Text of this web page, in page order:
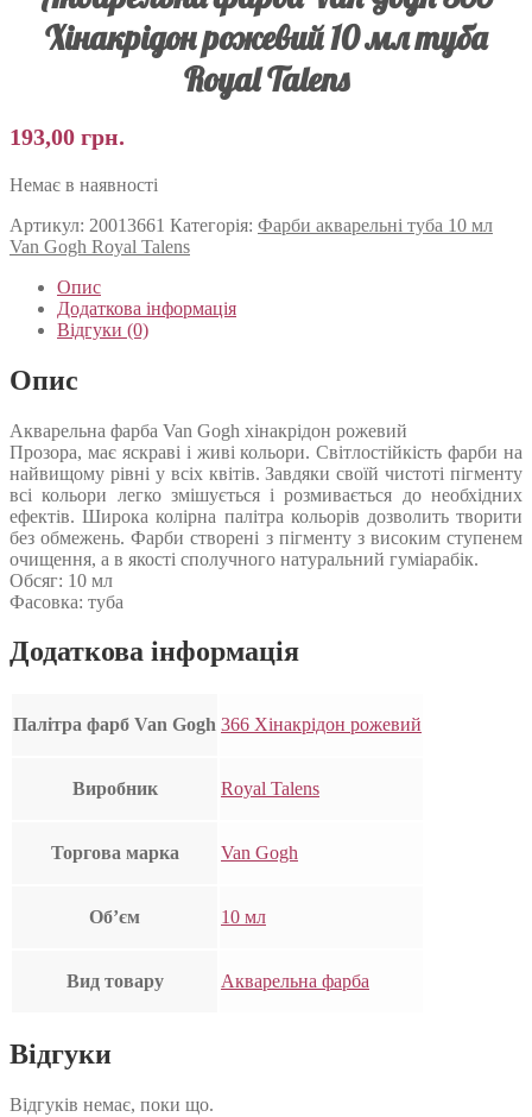
Хінакрідон рожевий 10 мл туба
Royal Talens
193,00 грн.
Немає в наявності
Артикул: 20013661 Категорія: Фарби акварельні туба 10 мл
Van Gogh Royal Talens
Опис
Додаткова інформація
Відгуки (0)
Опис
Акварельна фарба Van Gogh хінакрідон рожевий
Прозора, має яскраві і живі кольори. Світлостійкість фарби на
найвищому рівні у всіх квітів. Завдяки своїй чистоті пігменту
всі кольори легко змішується і розмивається до необхідних
ефектів. Широка колірна палітра кольорів дозволить творити
без обмежень. Фарби створені з пігменту з високим ступенем
очищення, а в якості сполучного натуральний гуміарабік.
Обсяг: 10 мл
Фасовка: туба
Додаткова інформація
Палітра фарб Van Gogh 366 Хінакрідон рожевий
Виробник Royal Talens
Торгова марка Van Gogh
Об’єм 10 мл
Вид товару Акварельна фарба
Відгуки
Відгуків немає, поки що.